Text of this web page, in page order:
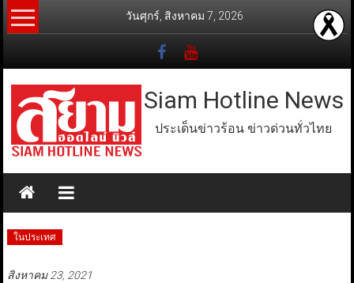
Skip
to
วันศุกร์, สิงหาคม 7, 2026
Siam Hotline News
ประเด็นข่าวร้อน ข่าวด่วนทั่วไทย
ในประเทศ
สิงหาคม 23, 2021